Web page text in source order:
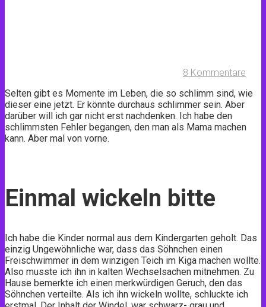
8 Kommentare
Selten gibt es Momente im Leben, die so schlimm sind, wie
dieser eine jetzt. Er könnte durchaus schlimmer sein. Aber
darüber will ich gar nicht erst nachdenken. Ich habe den
schlimmsten Fehler begangen, den man als Mama machen
kann. Aber mal von vorne.
Einmal wickeln bitte
Ich habe die Kinder normal aus dem Kindergarten geholt. Das
einzig Ungewöhnliche war, dass das Söhnchen einen
Freischwimmer in dem winzigen Teich im Kiga machen wollte.
Also musste ich ihn in kalten Wechselsachen mitnehmen. Zu
Hause bemerkte ich einen merkwürdigen Geruch, den das
Söhnchen verteilte. Als ich ihn wickeln wollte, schluckte ich